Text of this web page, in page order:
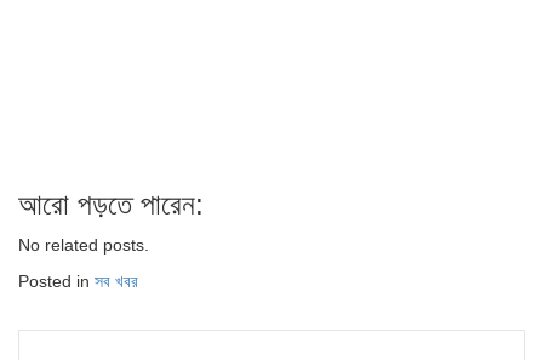
আরো পড়তে পারেন:
No related posts.
Posted in সব খবর